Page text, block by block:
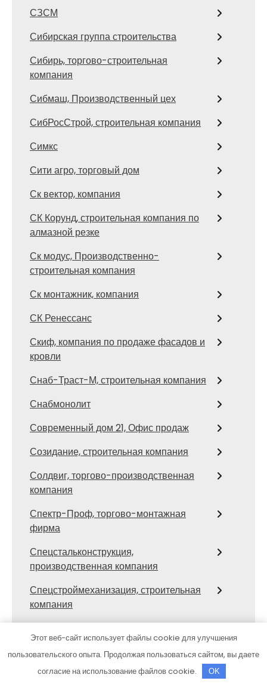
СЗСМ
Сибирская группа строительства
Сибирь, торгово-строительная
компания
Сибмаш, Производственный цех
СибРосСтрой, строительная компания
Симкс
Сити агро, торговый дом
Ск вектор, компания
СК Корунд, строительная компания по
алмазной резке
Ск модус, Производственно-
строительная компания
Ск монтажник, компания
СК Ренессанс
Скиф, компания по продаже фасадов и
кровли
Снаб-Траст-М, строительная компания
Снабмонолит
Современный дом 21, Офис продаж
Созидание, строительная компания
Солдвиг, торгово-производственная
компания
Спектр-Проф, торгово-монтажная
фирма
Спецстальконструкция,
производственная компания
Спецстроймеханизация, строительная
компания
Стальмет, производственная
строительно-монтажная компания
Этот веб-сайт использует файлы cookie для улучшения
пользовательского опыта. Продолжая пользоваться сайтом, вы даете
согласие на использование файлов cookie.
OK